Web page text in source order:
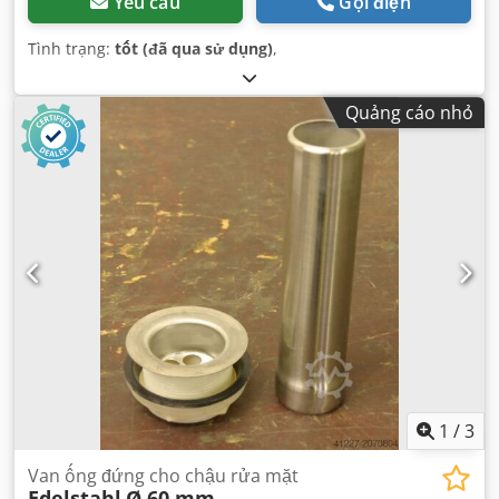
Tình trạng: tốt (đã qua sử dụng),
Quảng cáo nhỏ
1 /3
Van ống đứng cho chậu rửa mặt